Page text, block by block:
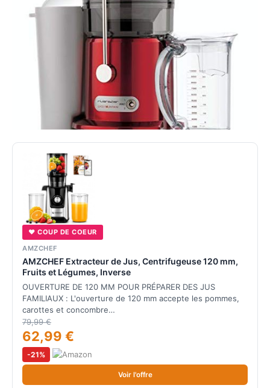
♥ COUP DE COEUR
AMZCHEF
AMZCHEF Extracteur de Jus, Centrifugeuse 120 mm,
Fruits et Légumes, Inverse
OUVERTURE DE 120 MM POUR PRÉPARER DES JUS
FAMILIAUX : L'ouverture de 120 mm accepte les pommes,
carottes et concombre…
79,99 €
62,99 €
-21%
Voir l'offre